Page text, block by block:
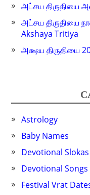
அட்சய திருதியை
அட்சய திருதியை
Akshaya Tritiya
அக்ஷய திருதியை
Astrology
Baby Names
Devotional
Devotional Songs
Festival Vrat